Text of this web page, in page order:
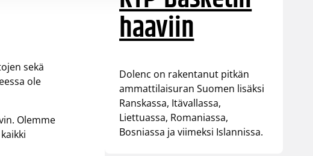
sekä
ole
Olemme
haaviin
Dolenc on rakentanut pitkän
ammattilaisuran Suomen lisäksi
Ranskassa, Itävallassa,
Liettuassa, Romaniassa,
Bosniassa ja viimeksi Islannissa.